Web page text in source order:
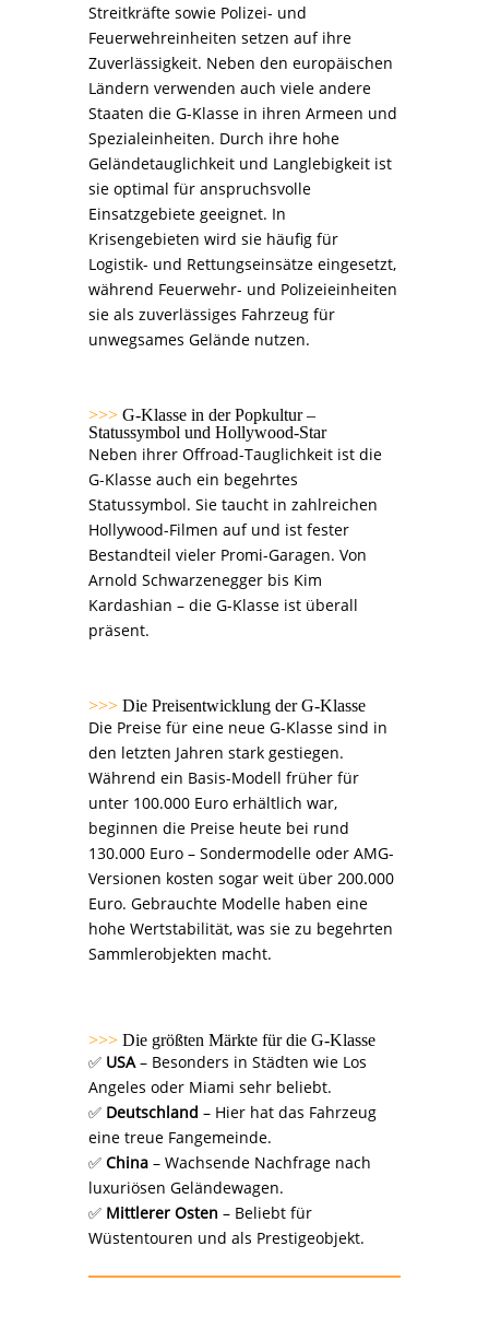
Streitkräfte sowie Polizei- und
Feuerwehreinheiten setzen auf ihre
Zuverlässigkeit. Neben den europäischen
Ländern verwenden auch viele andere
Staaten die G-Klasse in ihren Armeen und
Spezialeinheiten. Durch ihre hohe
Geländetauglichkeit und Langlebigkeit ist
sie optimal für anspruchsvolle
Einsatzgebiete geeignet. In
Krisengebieten wird sie häufig für
Logistik- und Rettungseinsätze eingesetzt,
während Feuerwehr- und Polizeieinheiten
sie als zuverlässiges Fahrzeug für
unwegsames Gelände nutzen.
>>> G-Klasse in der Popkultur –
Statussymbol und Hollywood-Star
Neben ihrer Offroad-Tauglichkeit ist die
G-Klasse auch ein begehrtes
Statussymbol. Sie taucht in zahlreichen
Hollywood-Filmen auf und ist fester
Bestandteil vieler Promi-Garagen. Von
Arnold Schwarzenegger bis Kim
Kardashian – die G-Klasse ist überall
präsent.
>>> Die Preisentwicklung der G-Klasse
Die Preise für eine neue G-Klasse sind in
den letzten Jahren stark gestiegen.
Während ein Basis-Modell früher für
unter 100.000 Euro erhältlich war,
beginnen die Preise heute bei rund
130.000 Euro – Sondermodelle oder AMG-
Versionen kosten sogar weit über 200.000
Euro. Gebrauchte Modelle haben eine
hohe Wertstabilität, was sie zu begehrten
Sammlerobjekten macht.
>>> Die größten Märkte für die G-Klasse
✅ USA– Besonders in Städten wie Los
Angeles oder Miami sehr beliebt.
✅ Deutschland – Hier hat das Fahrzeug
eine treue Fangemeinde.
✅ China– Wachsende Nachfrage nach
luxuriösen Geländewagen.
✅ Mittlerer Osten – Beliebt für
Wüstentouren und als Prestigeobjekt.